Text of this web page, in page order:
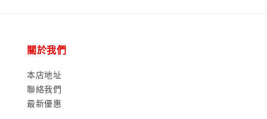
關於我們
本店地址
聯絡我們
最新優惠